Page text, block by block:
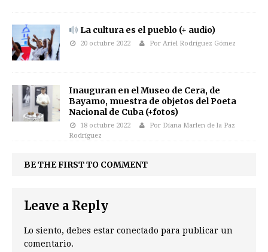
La cultura es el pueblo (+ audio)
20 octubre 2022 Por Ariel Rodríguez Gómez
Inauguran en el Museo de Cera, de
Bayamo, muestra de objetos del Poeta
Nacional de Cuba (+fotos)
18 octubre 2022
Por Diana Marlen de la Paz
Rodríguez
BE THE FIRST TO COMMENT
Leave a Reply
Lo siento, debes estar conectado para publicar un
comentario.